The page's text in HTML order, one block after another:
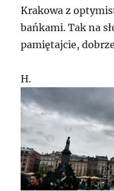
Krakowa z
bańkami. Tak na
pamiętajcie,
H.